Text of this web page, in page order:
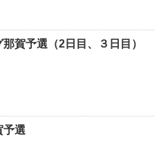
那賀予選（2日目、３日目）
予選